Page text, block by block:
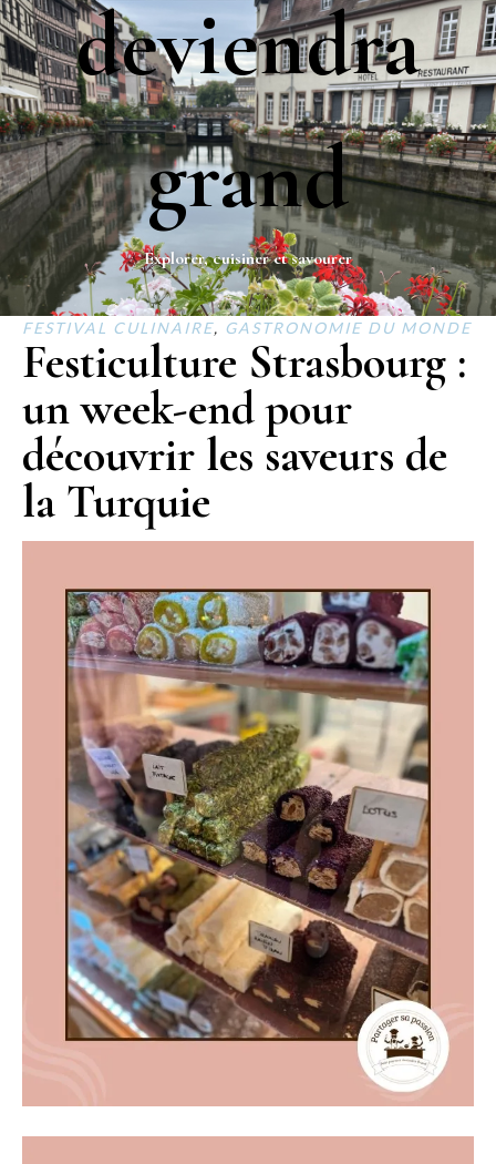
deviendra
grand
Explorer, cuisiner et savourer
FESTIVAL CULINAIRE, GASTRONOMIE DU MONDE
Festiculture Strasbourg :
un week-end pour
découvrir les saveurs de
la Turquie